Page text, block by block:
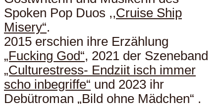
Spoken Pop Duos ,,Cruise Ship
Misery“.
2015 erschien ihre Erzählung
„Fucking God“, 2021 der Szeneband
„Culturestress- Endziit isch immer
scho inbegriffe“ und 2023 ihr
Debütroman „Bild ohne Mädchen“ .